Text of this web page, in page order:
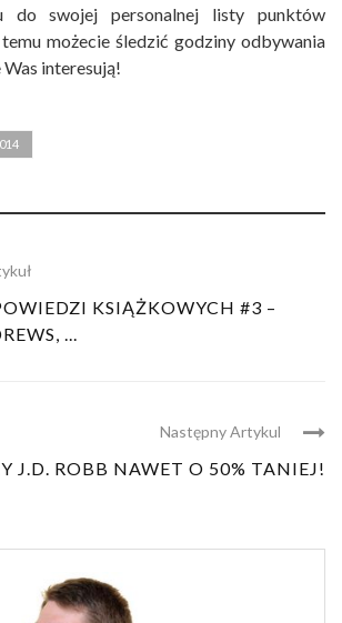
do swojej personalnej listy punktów
możecie śledzić godziny odbywania
interesują!
KSIĄŻKOWYCH #3 –
...
Następny Artykul
J.D. ROBB NAWET O 50% TANIEJ!